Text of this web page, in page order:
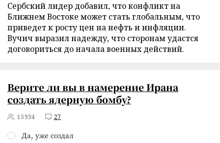
Сербский лидер добавил, что конфликт на
Ближнем Востоке может стать глобальным, что
приведет к росту цен на нефть и инфляции.
Вучич выразил надежду, что сторонам удастся
договориться до начала военных действий.
Верите ли вы в намерение Ирана
создать ядерную бомбу?
15934 27
Да, уже создал